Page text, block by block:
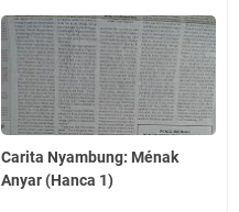
Carita Nyambung: Ménak
Anyar (Hanca 1)